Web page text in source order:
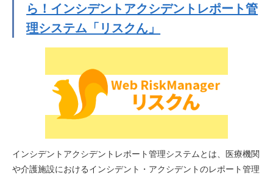
ら！インシデントアクシデントレポート管
理システム「リスクん」
インシデントアクシデントレポート管理システムとは、医療機関
や介護施設におけるインシデント・アクシデントのレポート管理